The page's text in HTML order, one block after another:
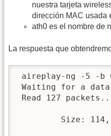
nuestra tarjeta
dirección MAC usada
ath0 es el nombre de
La respuesta que
aireplay-ng -5
Waiting for a
Read 127
Size: